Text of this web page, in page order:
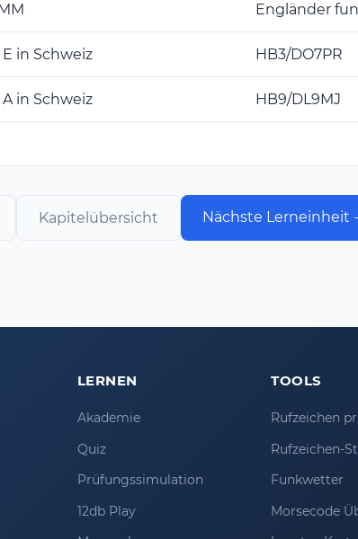
Engländer
E in Schweiz HB3/DO7PR
A in Schweiz HB9/DL9MJ
Kapitelübersicht Nächste Lerneinheit
LERNEN
Akademie
Quiz
Prüfungssimulation
12db Play
TOOLS
Rufzeichen
Rufzeichen-
Funkwetter
Morsecode